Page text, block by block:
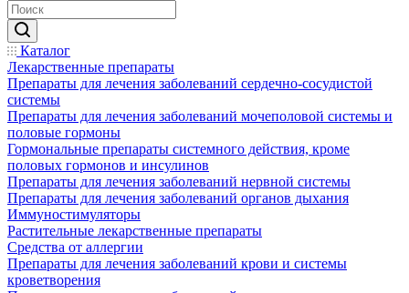
Каталог
Лекарственные препараты
Препараты для лечения заболеваний сердечно-сосудистой
системы
Препараты для лечения заболеваний мочеполовой системы и
половые гормоны
Гормональные препараты системного действия, кроме
половых гормонов и инсулинов
Препараты для лечения заболеваний нервной системы
Препараты для лечения заболеваний органов дыхания
Иммуностимуляторы
Растительные лекарственные препараты
Средства от аллергии
Препараты для лечения заболеваний крови и системы
кроветворения